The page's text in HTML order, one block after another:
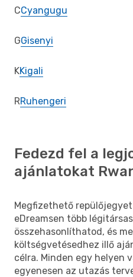
CCyangugu
GGisenyi
KKigali
RRuhengeri
Fedezd fel a
ajánlatokat
Megfizethető
eDreamsen több
összehasonlíthatod, és
költségvetésedhez illő
célra. Minden egy helyen
egyenesen az utazás